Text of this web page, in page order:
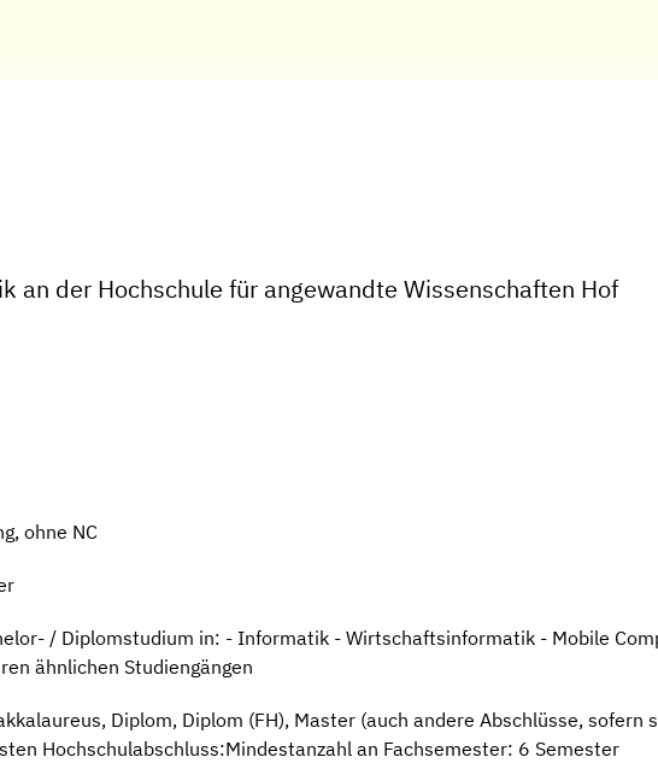
an der Hochschule für angewandte Wissenschaften Hof
ohne NC
/ Diplomstudium in: - Informatik - Wirtschaftsinformatik - Mobile
ähnlichen Studiengängen
Diplom, Diplom (FH), Master (auch andere Abschlüsse, sofern
Hochschulabschluss:Mindestanzahl an Fachsemester: 6 Semester